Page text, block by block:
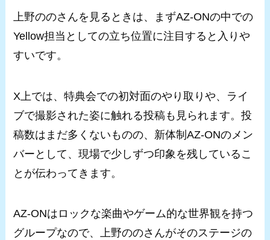
上野ののさんを見るときは、まずAZ-ONの中での
Yellow担当としての立ち位置に注目すると入りや
すいです。
X上では、特典会での初対面のやり取りや、ライ
ブで撮影された姿に触れる投稿も見られます。投
稿数はまだ多くないものの、新体制AZ-ONのメン
バーとして、現場で少しずつ印象を残しているこ
とが伝わってきます。
AZ-ONはロックな楽曲やゲーム的な世界観を持つ
グループなので、上野ののさんがそのステージの